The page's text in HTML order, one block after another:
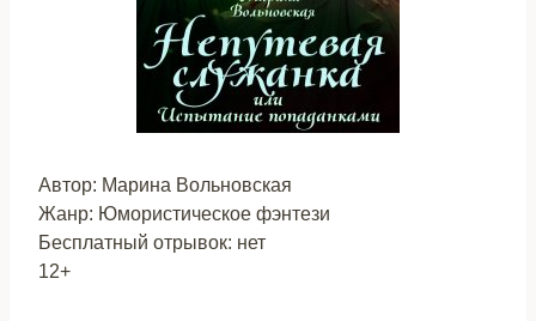
Автор: Марина Вольновская
Жанр: Юмористическое фэнтези
Бесплатный отрывок: нет
12+